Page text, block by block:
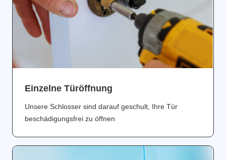
Einzelne Türöffnung
Unsere Schlosser sind darauf geschult, Ihre Tür
beschädigungsfrei zu öffnen